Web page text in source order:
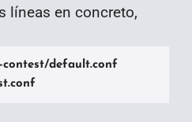
líneas en concreto,
default.conf